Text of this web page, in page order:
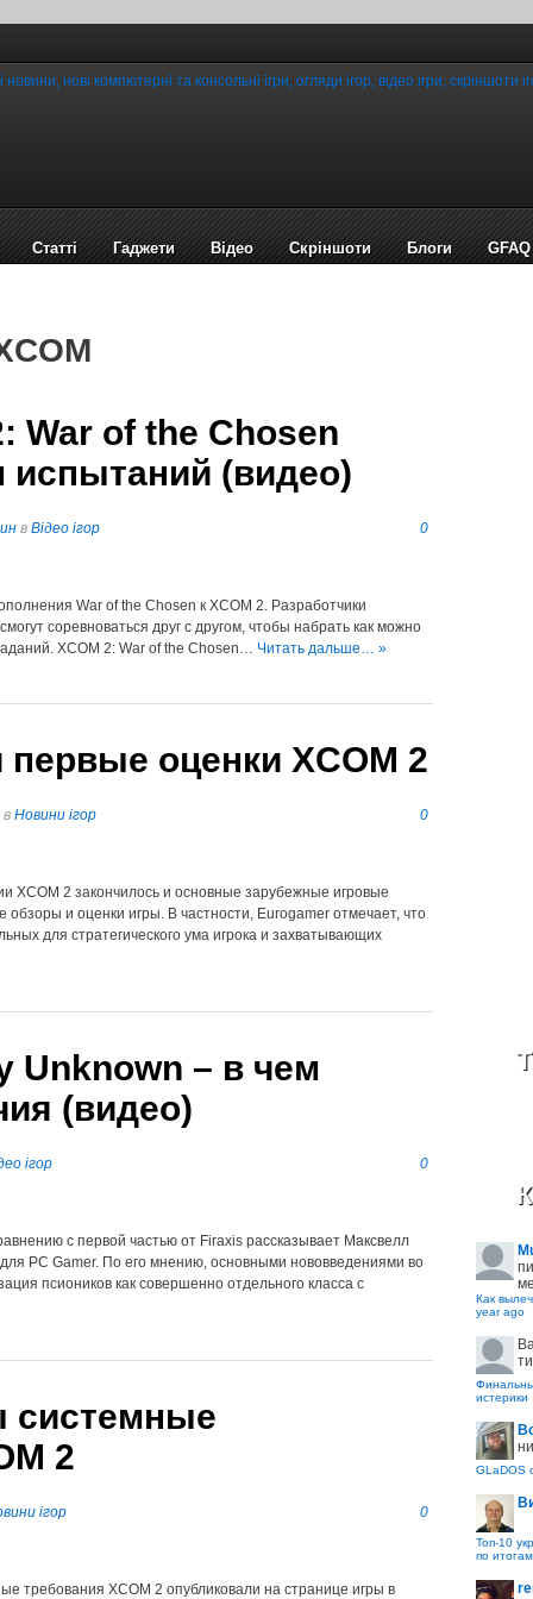
Статті Гаджети Відео Cкріншоти Блоги GFAQ
War of the Chosen
испытаний (видео)
в Відео ігор 0
War of the Chosen к XCOM 2. Разработчики
соревноваться друг с другом, чтобы набрать как можно
XCOM 2: War of the Chosen… Читать дальше… »
оценки XCOM 2
в Новини ігор 0
XCOM 2 закончилось и основные зарубежные игровые
и оценки игры. В частности, Eurogamer отмечает, что
для стратегического ума игрока и захватывающих
Unknown – в чем
(видео)
ігор 0
с первой частью от Firaxis рассказывает Максвелл
PC Gamer. По его мнению, основными нововведениями во
псиоников как совершенно отдельного класса с
системные
2
ігор 0
требования XCOM 2 опубликовали на странице игры в
Как
year ago
истерики
GLaDOS
Топ-10
по